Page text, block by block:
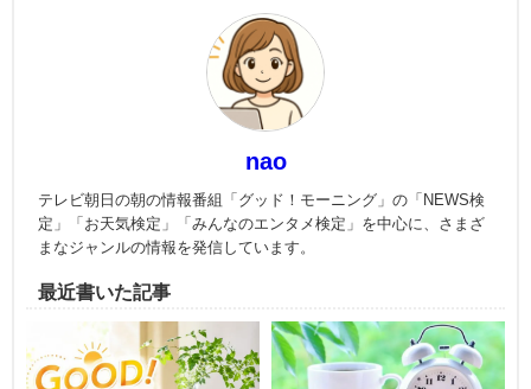
nao
テレビ朝日の朝の情報番組「グッド！モーニング」の「NEWS検
定」「お天気検定」「みんなのエンタメ検定」を中心に、さまざ
まなジャンルの情報を発信しています。
最近書いた記事